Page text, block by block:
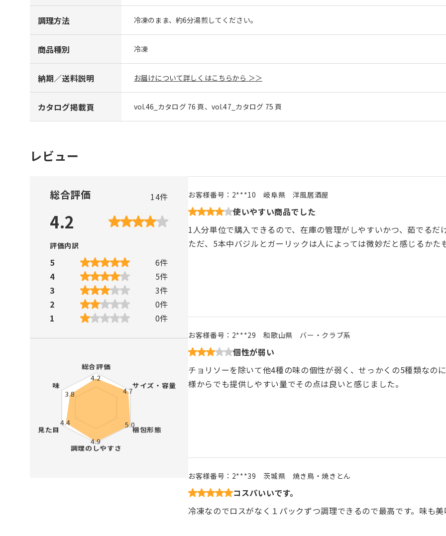
調理方法 冷凍のまま、約6分湯煎してください。
商品種別 冷凍
納期／送料説明 お届けについて詳しくはこちらから ＞＞
カタログ掲載頁 vol.46_カタログ 76 頁、vol.47_カタログ 75 頁
レビュー
総合評価 14件
4.2
評価内訳
5 6件
4
5件
3
3件
2
0件
1
0件
お客様番号： 2***10 岐阜県 洋風居酒屋
使いやすい商品でした
1人分単位で購入できるので、在庫の管理がしやすいかつ、茹でる
ただ、5本中バジルとガーリックは人によっては微妙だと感じるかた
お客様番号： 2***29 和歌山県 バー・クラブ系
個性が弱い
チョリソーを除いて他4種の味の個性が弱く、せっかくの5種類なの
様からでも提供しやすい量でその点は良いと感じました。
お客様番号： 2***39 茨城県 焼き鳥・焼きとん
コスパいいです。
冷凍なのでロスがなく１パックずつ調理できるので最高です。味も